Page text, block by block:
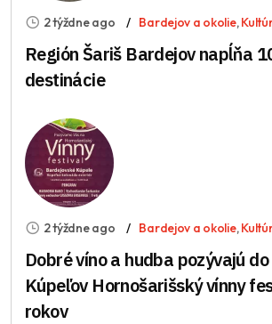
2 týždne ago Bardejov a okolie,
Región Šariš Bardejov napĺňa
destinácie
2 týždne ago Bardejov a okolie,
Dobré víno a hudba pozývajú
Kúpeľov Hornošarišský vínny
rokov